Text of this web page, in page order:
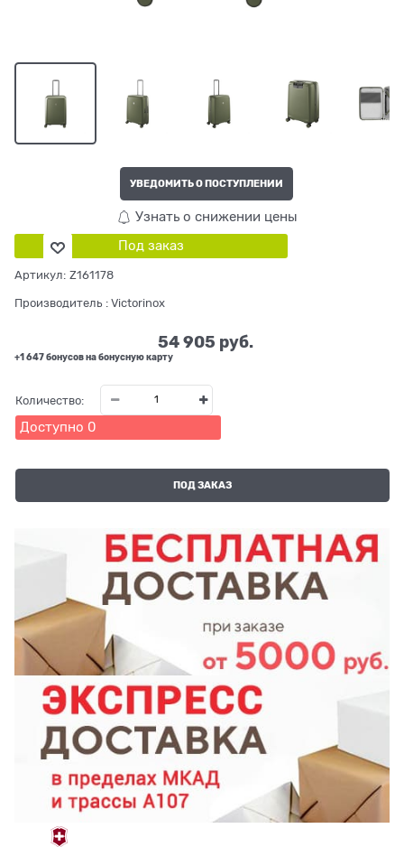
УВЕДОМИТЬ О ПОСТУПЛЕНИИ
Узнать о снижении цены
Под заказ
Артикул: Z161178
Производитель : Victorinox
54 905 руб.
+1 647 бонусов на бонусную карту
Количество:
Доступно 0
ПОД ЗАКАЗ